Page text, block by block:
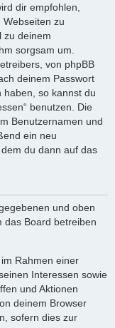
dir empfohlen,
zu
zu deinem
sorgsam um.
von phpBB
deinem Passwort
haben, so kannst du
benutzen. Die
Benutzernamen und
ein neu
du dann auf das
und oben
das Board betreiben
Rahmen einer
Interessen sowie
und Aktionen
deinem Browser
sofern dies zur